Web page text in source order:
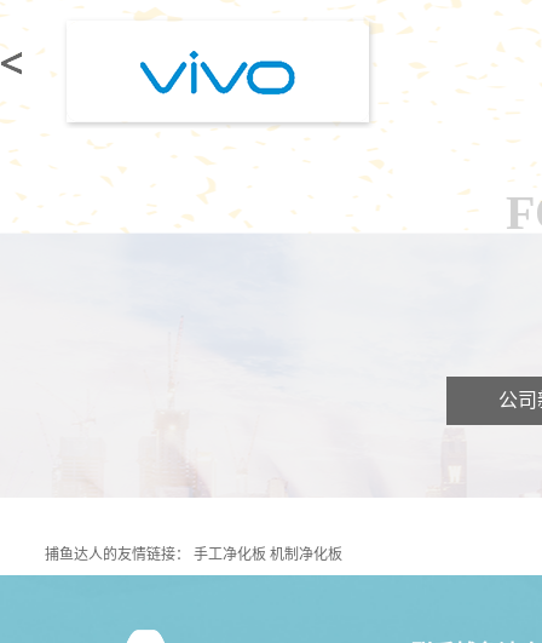
公司
捕鱼达人的友情链接：手工净化板机制净化板